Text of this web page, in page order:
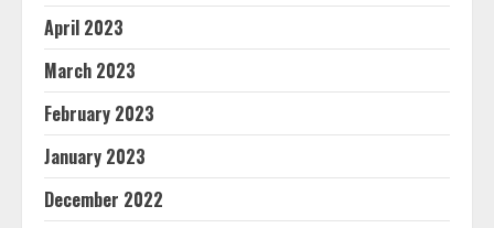
April 2023
March 2023
February 2023
January 2023
December 2022